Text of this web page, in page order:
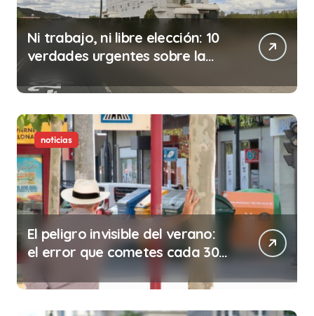
Ni trabajo, ni libre elección: 10
verdades urgentes sobre la
noticias
El peligro invisible del verano:
el error que cometes cada 30
minutos en tu trabajo (y la
ilegalidad que te puede costar
la vida)